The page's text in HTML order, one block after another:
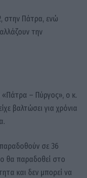
στην Πάτρα, ενώ
την
«Πάτρα – Πύργος», ο κ.
βαλτώσει για χρόνια
σε 36
θα παραδοθεί στο
και δεν μπορεί να